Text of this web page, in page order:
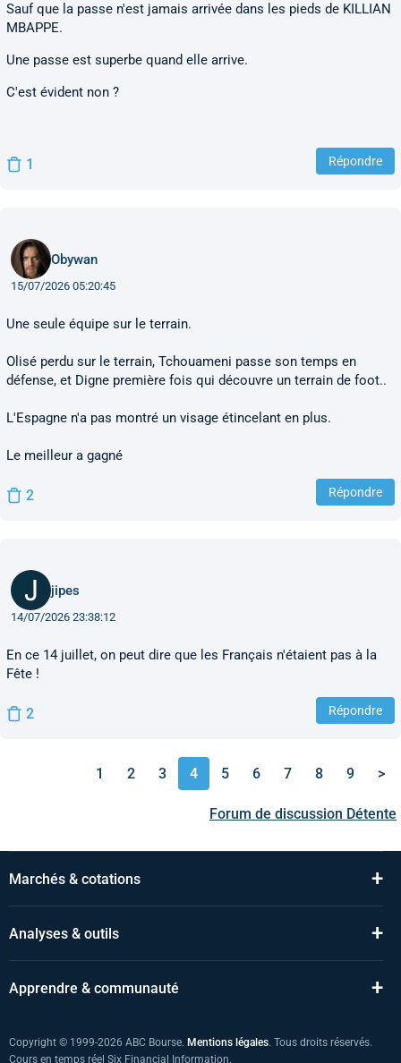
Sauf que la passe n'est jamais arrivée dans les pieds de KILLIAN
MBAPPE.
Une passe est superbe quand elle arrive.
C'est évident non ?
1 Répondre
Obywan
15/07/2026 05:20:45
Une seule équipe sur le terrain.
Olisé perdu sur le terrain, Tchouameni passe son temps en
défense, et Digne première fois qui découvre un terrain de foot..
L'Espagne n'a pas montré un visage étincelant en plus.
Le meilleur a gagné
2 Répondre
jipes
14/07/2026 23:38:12
En ce 14 juillet, on peut dire que les Français n'étaient pas à la
Fête !
2 Répondre
1 2 3 4 5 6 7 8 9 >
Forum de discussion Détente
Marchés & cotations +
Analyses & outils +
Apprendre & communauté +
Copyright © 1999-2026 ABC Bourse. Mentions légales. Tous droits réservés.
Cours en temps réel Six Financial Information.